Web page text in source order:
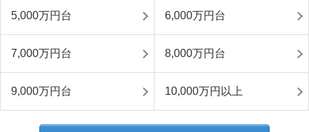
5,000万円台 6,000万円台
7,000万円台 8,000万円台
9,000万円台 10,000万円以上